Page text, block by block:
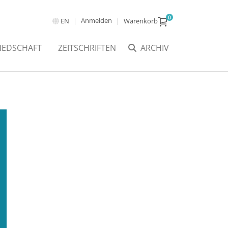
EN Anmelden Warenkorb 0
ARCHIV
ZEITSCHRIFTEN